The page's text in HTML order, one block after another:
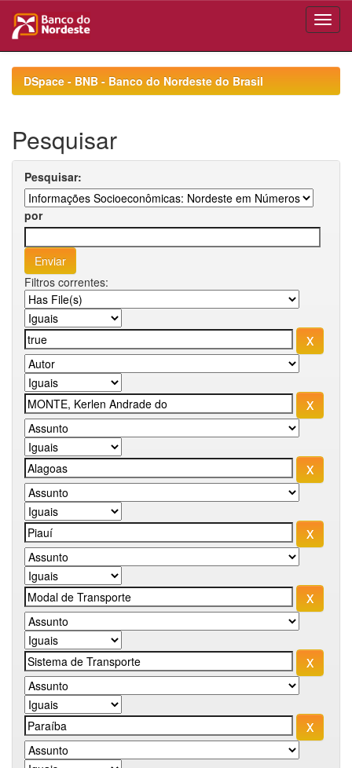
navigationDSpace - BNB - Banco do Nordeste do Brasil
Pesquisar
Pesquisar:
por
Filtros correntes: